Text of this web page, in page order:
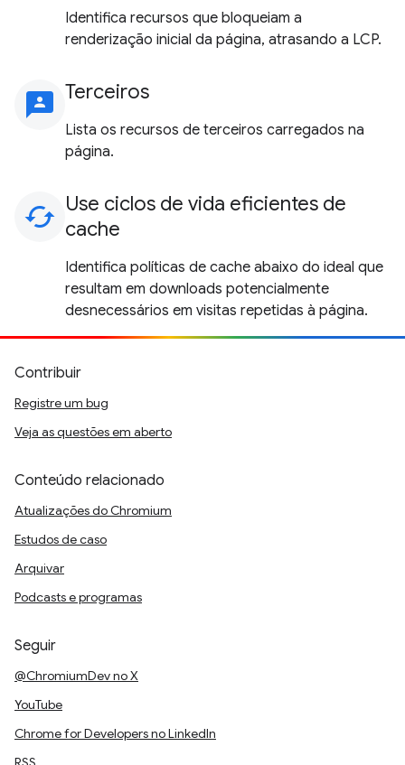
Identifica recursos que bloqueiam a
renderização inicial da página, atrasando a LCP.
3p Terceiros
Lista os recursos de terceiros carregados na
página.
cached Use ciclos de vida eficientes de
cache
Identifica políticas de cache abaixo do ideal que
resultam em downloads potencialmente
desnecessários em visitas repetidas à página.
Contribuir
Registre um bug
Veja as questões em aberto
Conteúdo relacionado
Atualizações do Chromium
Estudos de caso
Arquivar
Podcasts e programas
Seguir
@ChromiumDev no X
YouTube
Chrome for Developers no LinkedIn